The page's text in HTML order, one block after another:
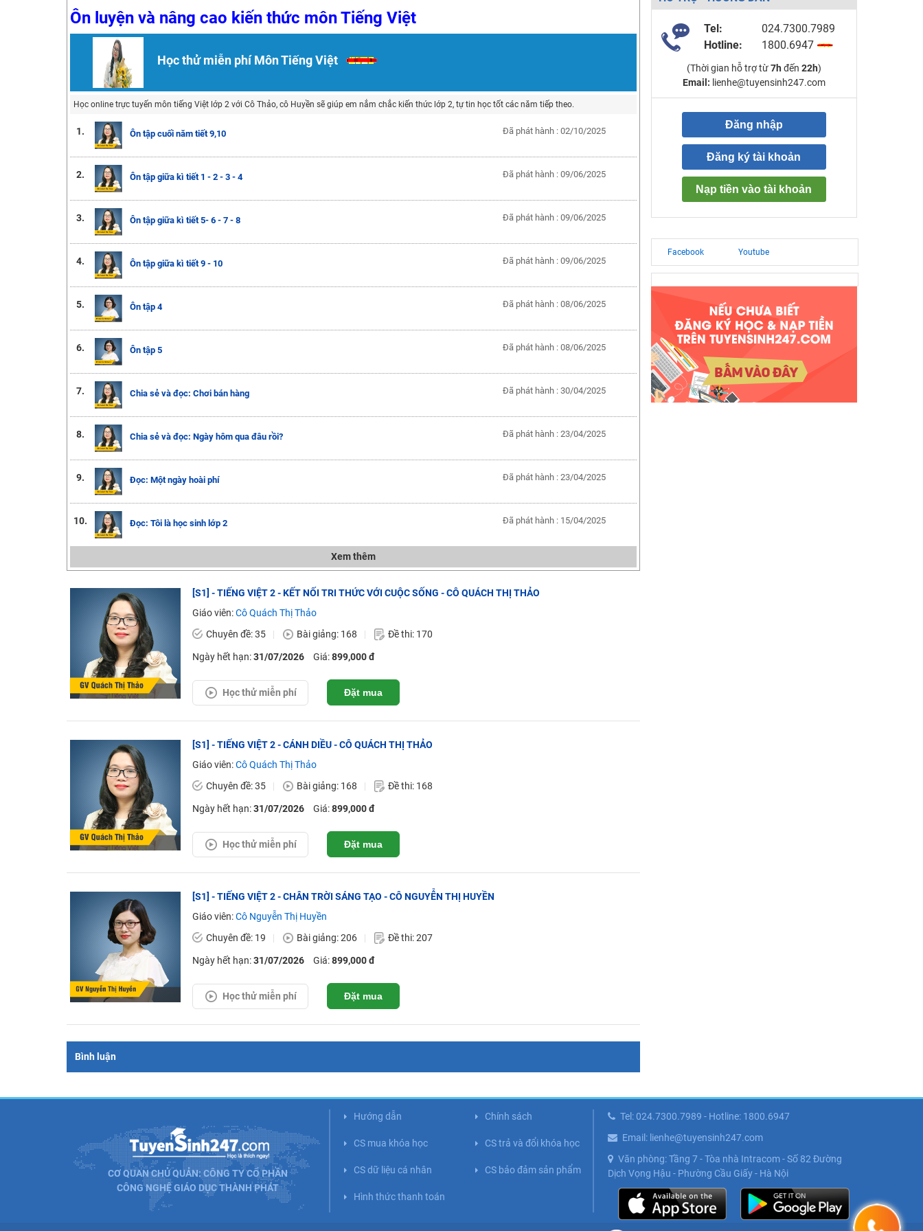
Học online lớp 2 với thầy cô giáo giỏi, nổi tiếng
2K6! Lộ Trình Sun 2024 - Ba bước luyện thi TN THPT - ĐH ít nhất 25 điểm
Hot! Lễ hội đồng giá 449K - 499K toàn bộ khoá học tại Tuyensinh247 (Từ 16-18/07/2025)
Khuyến Mãi Khoá Học 1K Chỉ Từ 11-13/09/2024
Đồng giá khóa học 499K - 399K (13/11-15/11)
Khai giảng khóa Ngữ văn 7 - xây nền vững chắc cho tương lai!
Ôn luyện và nâng cao kiến thức môn Tiếng Việt
Học thử miễn phí Môn Tiếng Việt
Học online trực tuyến môn tiếng Việt lớp 2 với Cô Thảo, cô Huyền sẽ giúp em nắm chắc kiến thức lớp 2, tự tin học tốt các năm tiếp theo.
1. Ôn tập cuối năm tiết 9,10 Đã phát hành : 02/10/2025
2. Ôn tập giữa kì tiết 1 - 2 - 3 - 4 Đã phát hành : 09/06/2025
3. Ôn tập giữa kì tiết 5- 6 - 7 - 8 Đã phát hành : 09/06/2025
4. Ôn tập giữa kì tiết 9 - 10 Đã phát hành : 09/06/2025
5. Ôn tập 4 Đã phát hành : 08/06/2025
6. Ôn tập 5 Đã phát hành : 08/06/2025
7. Chia sẻ và đọc: Chơi bán hàng Đã phát hành : 30/04/2025
8. Chia sẻ và đọc: Ngày hôm qua đâu rồi? Đã phát hành : 23/04/2025
9. Đọc: Một ngày hoài phí Đã phát hành : 23/04/2025
10. Đọc: Tôi là học sinh lớp 2 Đã phát hành : 15/04/2025
Xem thêm
[S1] - TIẾNG VIỆT 2 - KẾT NỐI TRI THỨC VỚI CUỘC SỐNG - CÔ QUÁCH THỊ THẢO
Giáo viên:Cô Quách Thị Thảo
Chuyên đề: 35
Bài giảng: 168 Đề thi: 170
Ngày hết hạn:31/07/2026 Giá:899,000 đ
Học thử miễn phí Đặt mua
[S1] - TIẾNG VIỆT 2 - CÁNH DIỀU - CÔ QUÁCH THỊ THẢO
Giáo viên:Cô Quách Thị Thảo
Chuyên đề: 35
Bài giảng: 168 Đề thi: 168
Ngày hết hạn:31/07/2026 Giá:899,000 đ
Học thử miễn phí Đặt mua
[S1] - TIẾNG VIỆT 2 - CHÂN TRỜI SÁNG TẠO - CÔ NGUYỄN THỊ HUYỀN
Giáo viên:Cô Nguyễn Thị Huyền
Chuyên đề: 19
Bài giảng: 206 Đề thi: 207
Ngày hết hạn:31/07/2026 Giá:899,000 đ
Học thử miễn phí Đặt mua
Bình luận
Tel:
024.7300.7989
Hotline:
1800.6947
(Thời gian hỗ trợ từ7h đến 22h)
Email: lienhe@tuyensinh247.com
Đăng nhập
Đăng ký tài khoản
Nạp tiền vào tài khoản
Facebook Youtube
CƠ QUAN CHỦ QUẢN: CÔNG TY CỔ PHẦN
CÔNG NGHỆ GIÁO DỤC THÀNH PHÁT
Hướng dẫn Chính sách
CS mua khóa học CS trả và đổi khóa học
CS dữ liệu cá nhân CS bảo đảm sản phẩm
Hình thức thanh toán
Tel: 024.7300.7989 - Hotline: 1800.6947
Email: lienhe@tuyensinh247.com
Văn phòng: Tầng 7 - Tòa nhà Intracom - Số 82 Đường
Dịch Vọng Hậu - Phường Cầu Giấy - Hà Nội